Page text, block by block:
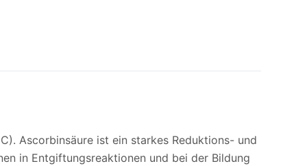
Ascorbinsäure ist ein starkes Reduktions- und
in Entgiftungsreaktionen und bei der Bildung